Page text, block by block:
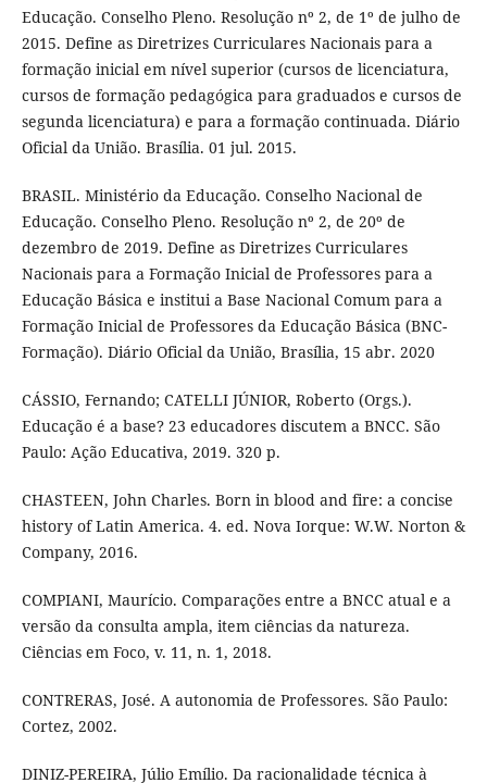
Educação. Conselho Pleno. Resolução nº 2, de 1º de julho de
2015. Define as Diretrizes Curriculares Nacionais para a
formação inicial em nível superior (cursos de licenciatura,
cursos de formação pedagógica para graduados e cursos de
segunda licenciatura) e para a formação continuada. Diário
Oficial da União. Brasília. 01 jul. 2015.
BRASIL. Ministério da Educação. Conselho Nacional de
Educação. Conselho Pleno. Resolução nº 2, de 20º de
dezembro de 2019. Define as Diretrizes Curriculares
Nacionais para a Formação Inicial de Professores para a
Educação Básica e institui a Base Nacional Comum para a
Formação Inicial de Professores da Educação Básica (BNC-
Formação). Diário Oficial da União, Brasília, 15 abr. 2020
CÁSSIO, Fernando; CATELLI JÚNIOR, Roberto (Orgs.).
Educação é a base? 23 educadores discutem a BNCC. São
Paulo: Ação Educativa, 2019. 320 p.
CHASTEEN, John Charles. Born in blood and fire: a concise
history of Latin America. 4. ed. Nova Iorque: W.W. Norton &
Company, 2016.
COMPIANI, Maurício. Comparações entre a BNCC atual e a
versão da consulta ampla, item ciências da natureza.
Ciências em Foco, v. 11, n. 1, 2018.
CONTRERAS, José. A autonomia de Professores. São Paulo:
Cortez, 2002.
DINIZ-PEREIRA, Júlio Emílio. Da racionalidade técnica à